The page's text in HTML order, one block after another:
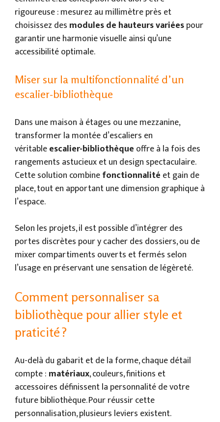
rigoureuse : mesurez au millimètre près et
choisissez des modules de hauteurs variéespour
garantir une harmonie visuelle ainsi qu’une
accessibilité optimale.
Miser sur la multifonctionnalité d’un
escalier-bibliothèque
Dans une maison à étages ou une mezzanine,
transformer la montée d’escaliers en
véritableescalier-bibliothèque offre à la fois des
rangements astucieux et un design spectaculaire.
Cette solution combinefonctionnalité et gain de
place, tout en apportant une dimension graphique à
l’espace.
Selon les projets, il est possible d’intégrer des
portes discrètes pour y cacher des dossiers, ou de
mixer compartiments ouverts et fermés selon
l’usage en préservant une sensation de légèreté.
Comment personnaliser sa
bibliothèque pour allier style et
praticité ?
Au-delà du gabarit et de la forme, chaque détail
compte : matériaux, couleurs, finitions et
accessoires définissent la personnalité de votre
future bibliothèque. Pour réussir cette
personnalisation, plusieurs leviers existent.